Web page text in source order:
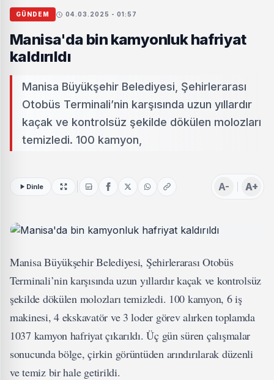
GÜNDEM 04.03.2025 - 01:57
Manisa'da bin kamyonluk hafriyat
kaldırıldı
Manisa Büyükşehir Belediyesi, Şehirlerarası
Otobüs Terminali’nin karşısında uzun yıllardır
kaçak ve kontrolsüz şekilde dökülen molozları
temizledi. 100 kamyon,
Dinle A- A+
Manisa Büyükşehir Belediyesi, Şehirlerarası Otobüs
Terminali’nin karşısında uzun yıllardır kaçak ve kontrolsüz
şekilde dökülen molozları temizledi. 100 kamyon, 6 iş
makinesi, 4 ekskavatör ve 3 loder görev alırken toplamda
1037 kamyon hafriyat çıkarıldı. Üç gün süren çalışmalar
sonucunda bölge, çirkin görüntüden arındırılarak düzenli
ve temiz bir hale getirildi.